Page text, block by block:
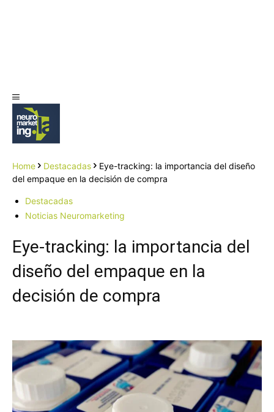
Home Destacadas
Eye-tracking: la importancia del diseño
del empaque en la decisión de compra
Destacadas
Noticias Neuromarketing
Eye-tracking: la importancia del
diseño del empaque en la
decisión de compra